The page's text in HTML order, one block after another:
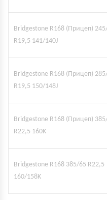
Bridgestone R168 (Прицеп)
R19,5 141/140J
Bridgestone R168 (Прицеп)
R19,5 150/148J
Bridgestone R168 (Прицеп)
R22,5 160K
Bridgestone R168 385/65 R22,5
160/158K